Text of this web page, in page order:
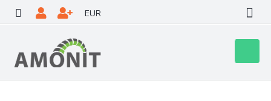
obsah
EUR
košík